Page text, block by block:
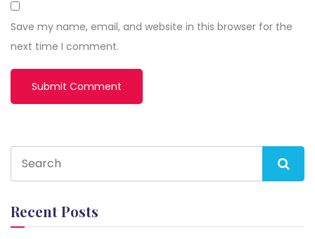
Save my name, email, and website in this browser for the
next time I comment.
Recent Posts